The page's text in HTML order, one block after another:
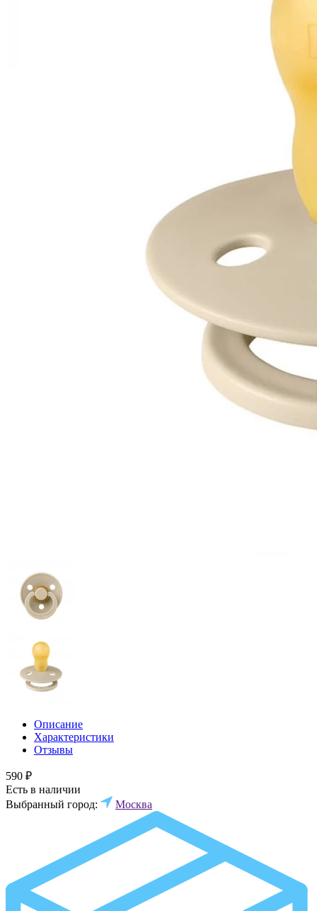
Описание
Характеристики
Отзывы
590 ₽
Есть в наличии
Выбранный город:
Москва